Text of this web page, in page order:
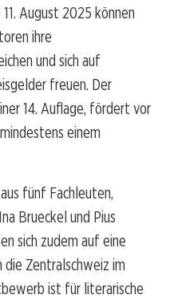
August 2025 können
ihre
und sich auf
freuen. Der
14. Auflage, fördert vor
einem
fünf Fachleuten,
Brueckel und Pius
sich zudem auf eine
Zentralschweiz im
ist für literarische